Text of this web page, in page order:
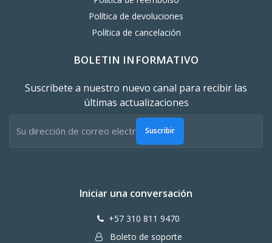
Política de devoluciones
Política de cancelación
BOLETIN INFORMATIVO
Suscríbete a nuestro nuevo canal para recibir las
últimas actualizaciones
Suscribir
Iniciar una conversación
+57 310 811 9470
Boleto de soporte